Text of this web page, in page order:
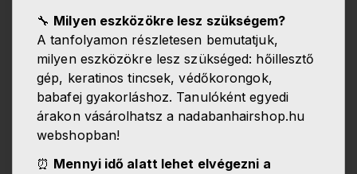
🔧 Milyen eszközökre lesz szükségem?
A tanfolyamon részletesen bemutatjuk,
milyen eszközökre lesz szükséged: hőillesztő
gép, keratinos tincsek, védőkorongok,
babafej gyakorláshoz. Tanulóként egyedi
árakon vásárolhatsz a nadabanhairshop.hu
webshopban!
⏰ Mennyi idő alatt lehet elvégezni a